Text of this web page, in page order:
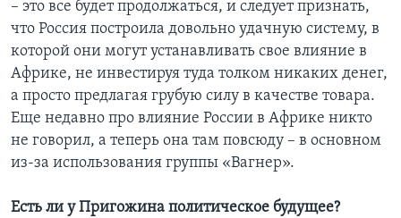
– это все будет продолжаться, и следует признать,
что Россия построила довольно удачную систему, в
которой они могут устанавливать свое влияние в
Африке, не инвестируя туда толком никаких денег,
а просто предлагая грубую силу в качестве товара.
Еще недавно про влияние России в Африке никто
не говорил, а теперь она там повсюду – в основном
из-за использования группы «Вагнер».
Есть ли у Пригожина политическое будущее?